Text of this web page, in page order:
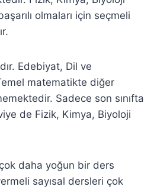
olmaları için seçmeli
Edebiyat, Dil ve
matematikte diğer
Sadece son sınıfta
de Fizik, Kimya, Biyoloji
daha yoğun bir ders
sayısal dersleri çok